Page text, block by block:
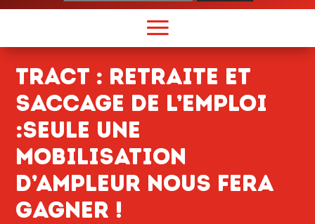
for:
tract : RETRAITE ET
SACCAGE DE L’EMPLOI
:SEULE UNE
MOBILISATION
D’AMPLEUR NOUS FERA
GAGNER !